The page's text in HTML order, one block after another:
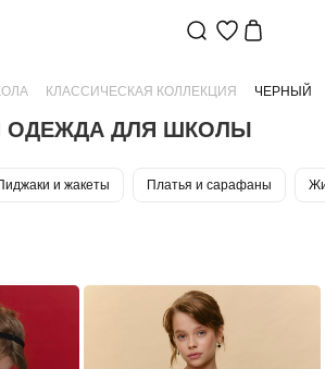
КЛАССИЧЕСКАЯ КОЛЛЕКЦИЯ ЧЕРНЫЙ
ОДЕЖДА ДЛЯ ШКОЛЫ
и жакеты Платья и сарафаны